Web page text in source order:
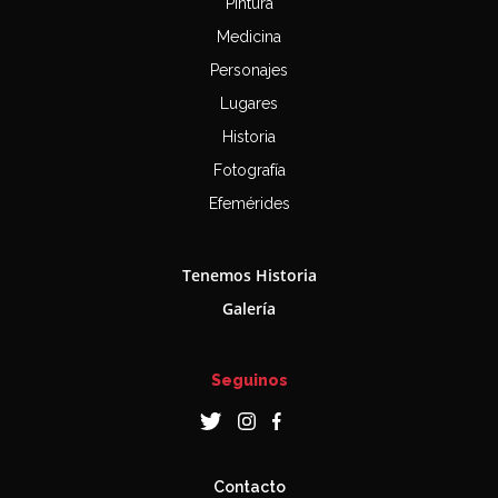
Medicina
Personajes
Lugares
Historia
Fotografía
Efemérides
Tenemos Historia
Galería
Seguinos
Contacto